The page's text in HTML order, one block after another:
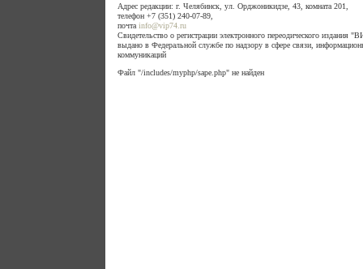
Адрес редакции: г. Челябинск, ул. Орджоникидзе, 43, комната 201,
телефон +7 (351) 240-07-89,
почта info@vip74.ru
Свидетельство о регистрации электронного переодического
выдано в Федеральной службе по надзору в сфере связи,
коммуникаций
Файл "/includes/myphp/sape.php" не найден